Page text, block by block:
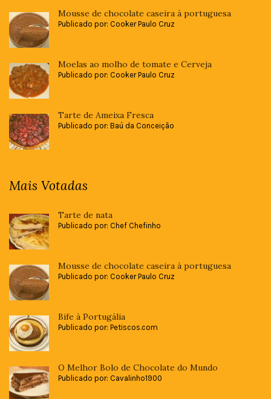
Mousse de chocolate caseira à portuguesa
Publicado por: Cooker Paulo Cruz
Moelas ao molho de tomate e Cerveja
Publicado por: Cooker Paulo Cruz
Tarte de Ameixa Fresca
Publicado por: Baú da Conceição
Mais Votadas
Tarte de nata
Publicado por: Chef Chefinho
Mousse de chocolate caseira à portuguesa
Publicado por: Cooker Paulo Cruz
Bife à Portugália
Publicado por: Petiscos.com
O Melhor Bolo de Chocolate do Mundo
Publicado por: Cavalinho1900